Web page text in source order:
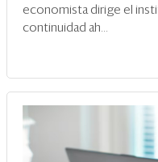
economista dirige el
continuidad ah...